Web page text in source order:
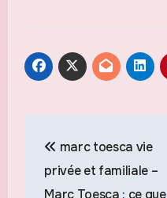
de marc toesca vie
privée et familiale –
Marc Toesca : ce que